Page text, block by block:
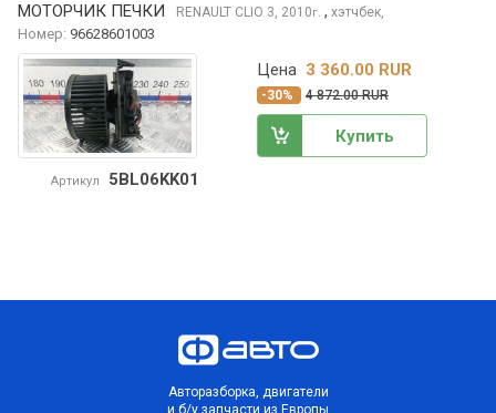
МОТОРЧИК ПЕЧКИ RENAULT CLIO 3, 2010г. , хэтчбек,
Номер: 96628601003
Артикул 5BL06KK01
Цена 3 360.00 RUR
-30% 4 872.00 RUR
Купить
Авторазборка, двигатели
и б/у запчасти из Европы